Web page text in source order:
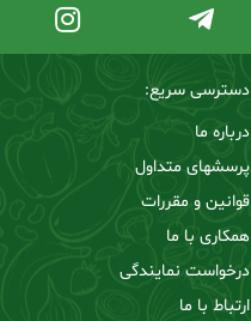
دسترسی سریع:
درباره ما
پرسشهای متداول
قوانین و مقررات
همکاری با ما
درخواست نمایندگی
ارتباط با ما